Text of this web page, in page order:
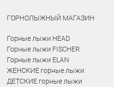
ГОРНОЛЫЖНЫЙ МАГАЗИН
Горные лыжи HEAD
Горные лыжи FISCHER
Горные лыжи ELAN
ЖЕНСКИЕ горные лыжи
ДЕТСКИЕ горные лыжи